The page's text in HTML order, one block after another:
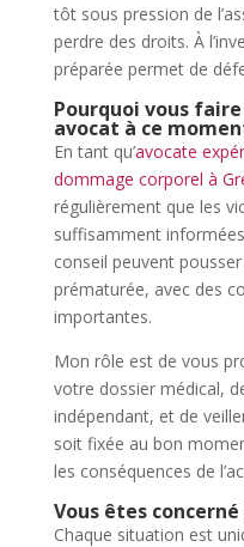
tôt sous pression de
perdre des droits. À
préparée permet de
Pourquoi vous
avocat à ce
En tant qu’avocate
dommage corporel à
régulièrement que les
suffisamment
conseil peuvent
prématurée, avec des
importantes.
Mon rôle est de vous
votre dossier médical,
indépendant, et de
soit fixée au bon
les conséquences de
Vous êtes
Chaque situation est